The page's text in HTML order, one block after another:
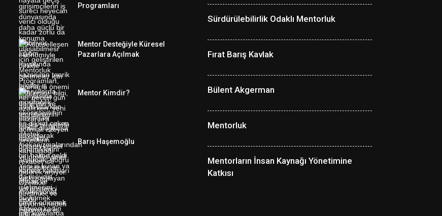
Programları
Mentor Desteğiyle Küresel
Pazarlara Açılmak
Mentor Kimdir?
Barış Haşemoğlu
Sürdürülebilirlik Odaklı Mentorluk
Fırat Barış Kavlak
Bülent Akgerman
Mentorluk
Mentorların İnsan Kaynağı Yönetimine
Katkısı